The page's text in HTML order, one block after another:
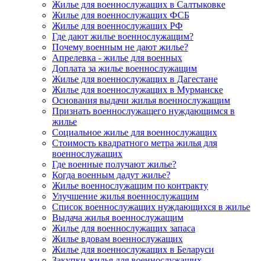
Жилье для военнослужащих в Салтыковке
Жилье для военнослужащих ФСБ
Жилье для военнослужащих РФ
Где дают жилье военнослужащим?
Почему военным не дают жилье?
Апрелевка - жилье для военных
Доплата за жилье военнослужащим
Жилье для военнослужащих в Дагестане
Жилье для военнослужащих в Мурманске
Основания выдачи жилья военнослужащим
Признать военнослужащего нуждающимся в
жилье
Социальное жилье для военнослужащих
Стоимость квадратного метра жилья для
военнослужащих
Где военные получают жилье?
Когда военным дадут жилье?
Жилье военнослужащим по контракту
Улучшение жилья военнослужащим
Список военнослужащих нуждающихся в жилье
Выдача жилья военнослужащим
Жилье для военнослужащих запаса
Жилье вдовам военнослужащих
Жилье для военнослужащих в Беларуси